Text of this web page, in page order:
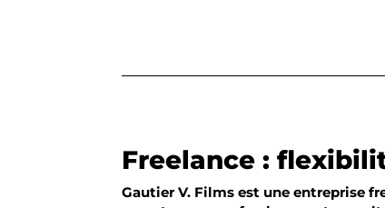
Freelance :
Gautier V. Films est une entreprise